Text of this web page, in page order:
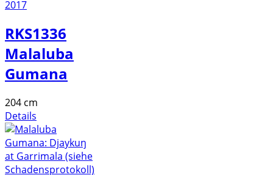
RKS1336
Malaluba
Gumana
204 cm
Details